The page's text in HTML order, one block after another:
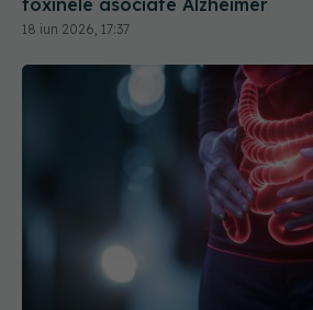
toxinele asociate Alzheimer
18 iun 2026, 17:37